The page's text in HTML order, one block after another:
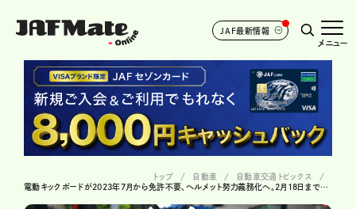
JAF最新情報
メニュー
トップ 自動車
自動車交通トピックス
電動キックボードが2023年7月から免許不要、ヘルメット努力義務化へ。2月18日まで意見募集